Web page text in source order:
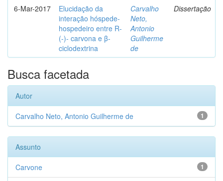
6-Mar-2017
Elucidação da
interação hóspede-
hospedeiro entre R-
(-)- carvona e β-
ciclodextrina
Carvalho
Neto,
Antonio
Guilherme
de
Dissertação
Busca facetada
Autor
1
Carvalho Neto, Antonio Guilherme de
Assunto
1
Carvone